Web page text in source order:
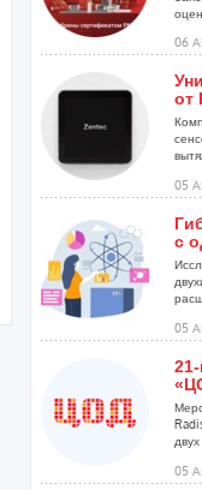
06
от
05
с
05
двух
05